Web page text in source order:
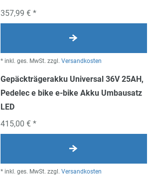
357,99 € *
* inkl. ges. MwSt. zzgl. Versandkosten
Gepäckträgerakku Universal 36V 25AH,
Pedelec e bike e-bike Akku Umbausatz
LED
415,00 € *
* inkl. ges. MwSt. zzgl. Versandkosten